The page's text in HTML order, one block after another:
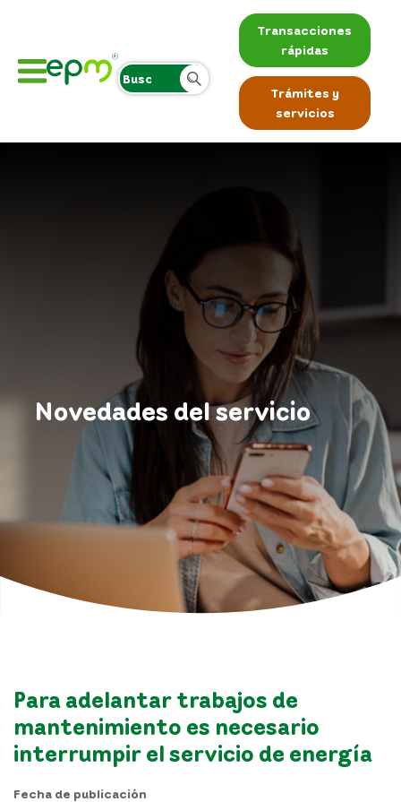
Transacciones
rápidas
Trámites y
servicios
Novedades del servicio
Para adelantar trabajos de
mantenimiento es necesario
interrumpir el servicio de energía
Fecha de publicación